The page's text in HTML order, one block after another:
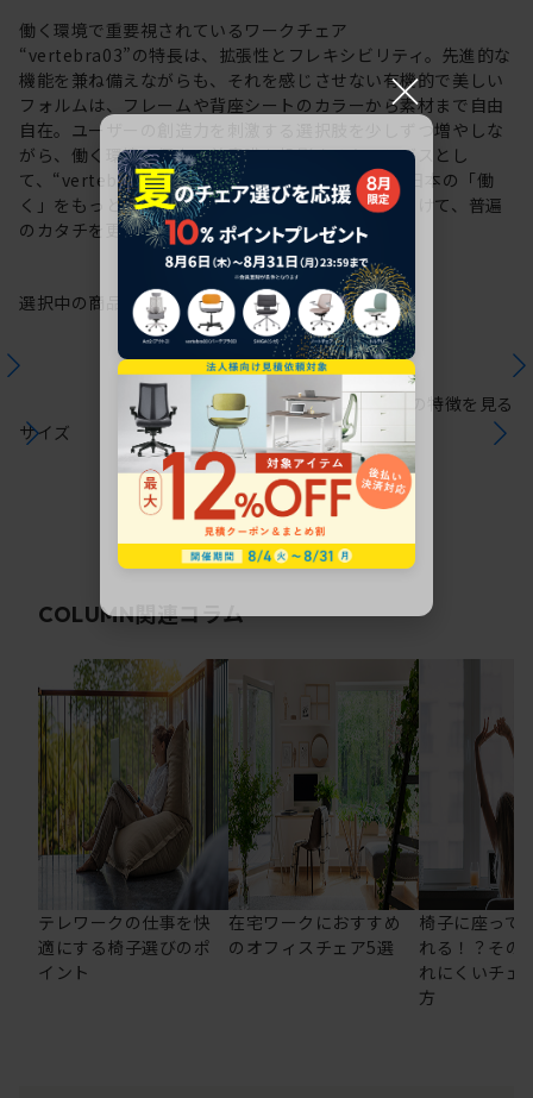
働く環境で重要視されているワークチェア
“vertebra03”の特長は、拡張性とフレキシビリティ。先進的な
機能を兼ね備えながらも、それを感じさせない有機的で美しい
フォルムは、フレームや背座シートのカラーから素材まで自由
自在。ユーザーの創造力を刺激する選択肢を少しずつ増やしな
がら、働く環境や個人の美意識を投影するキャンバスとし
て、“vertebra03”をアップデートしてきました。日本の「働
く」をもっと自由に。これからも私たちは未来に向けて、普遍
のカタチを更新していきます。
選択中の商品情報保証注意事項
サイズ
シリーズの特徴を見る
COLUMN関連コラム
テレワークの仕事を快
適にする椅子選びのポ
イント
在宅ワークにおすすめ
のオフィスチェア5選
椅子に座って
れる！？その
れにくいチェ
方
×